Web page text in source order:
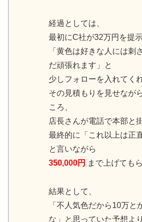
経過としては、
最初にC社が32万円を提
「黄色は好きな人には刺
だ頑張れます」と
少しフォローを入れてく
その見積もりを見せなが
ころ、
店長さんが電話で本部と
最終的に「これ以上は正
と言いながら
350,000円 まで上げても
結果として、
「不人気色だから10万と
な」と思っていた予想より